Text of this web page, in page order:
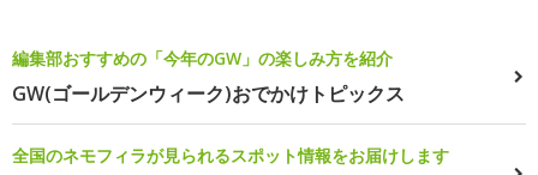
編集部おすすめの「今年のGW」の楽しみ方を紹介
GW(ゴールデンウィーク)おでかけトピックス
全国のネモフィラが見られるスポット情報をお届けします